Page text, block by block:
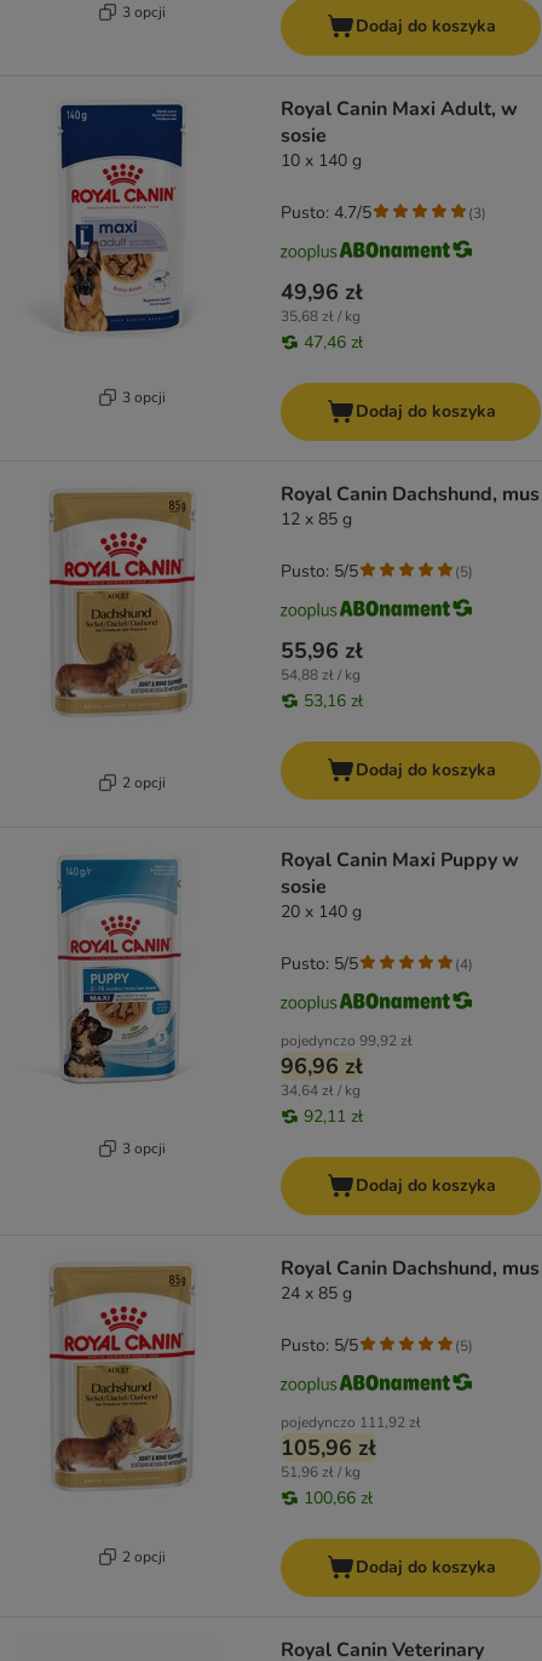
3 opcji
Dodaj do koszyka
3 opcji
Royal Canin Maxi Adult, w
sosie
10 x 140 g
49,96 zł
35,68 zł / kg
47,46 zł
Pusto: 4.7/5 (3)
Dodaj do koszyka
2 opcji
Royal Canin Dachshund, mus
12 x 85 g
55,96 zł
54,88 zł / kg
53,16 zł
Pusto: 5/5 (5)
Dodaj do koszyka
3 opcji
Royal Canin Maxi Puppy w
sosie
20 x 140 g
pojedynczo 99,92 zł
96,96 zł
34,64 zł / kg
92,11 zł
Pusto: 5/5 (4)
Dodaj do koszyka
2 opcji
Royal Canin Dachshund, mus
24 x 85 g
pojedynczo 111,92 zł
105,96 zł
51,96 zł / kg
100,66 zł
Pusto: 5/5 (5)
Dodaj do koszyka
Royal Canin Veterinary